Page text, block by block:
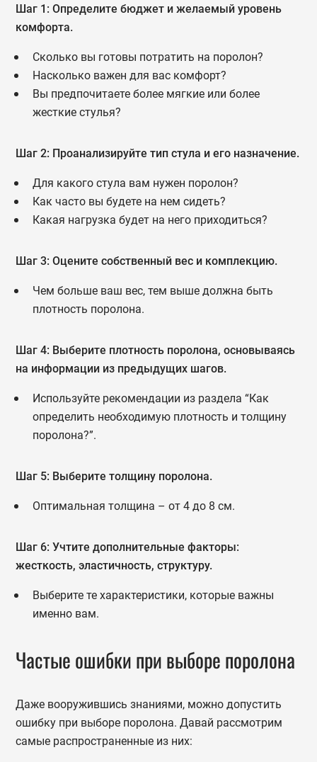
Шаг 1: Определите бюджет и желаемый уровень
комфорта.
Сколько вы готовы потратить на поролон?
Насколько важен для вас комфорт?
Вы предпочитаете более мягкие или более
жесткие стулья?
Шаг 2: Проанализируйте тип стула и его назначение.
Для какого стула вам нужен поролон?
Как часто вы будете на нем сидеть?
Какая нагрузка будет на него приходиться?
Шаг 3: Оцените собственный вес и комплекцию.
Чем больше ваш вес, тем выше должна быть
плотность поролона.
Шаг 4: Выберите плотность поролона, основываясь
на информации из предыдущих шагов.
Используйте рекомендации из раздела “Как
определить необходимую плотность и толщину
поролона?”.
Шаг 5: Выберите толщину поролона.
Оптимальная толщина – от 4 до 8 см.
Шаг 6: Учтите дополнительные факторы:
жесткость, эластичность, структуру.
Выберите те характеристики, которые важны
именно вам.
Частые ошибки при выборе поролона
Даже вооружившись знаниями, можно допустить
ошибку при выборе поролона. Давай рассмотрим
самые распространенные из них: